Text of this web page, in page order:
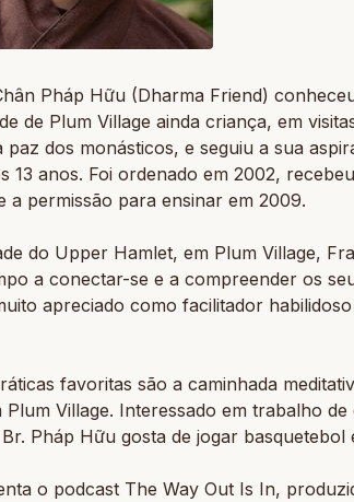
Pháp Hữu (Dharma Friend)
de Plum Village ainda criança, em
paz dos monásticos, e seguiu a sua
13 anos. Foi ordenado em 2002,
a permissão para ensinar em 2009.
do Upper Hamlet, em Plum Village,
a conectar-se e a compreender os
apreciado como facilitador
favoritas são a caminhada
Plum Village. Interessado em trabalho
Pháp Hữu gosta de jogar basquetebol
o podcast The Way Out Is In,